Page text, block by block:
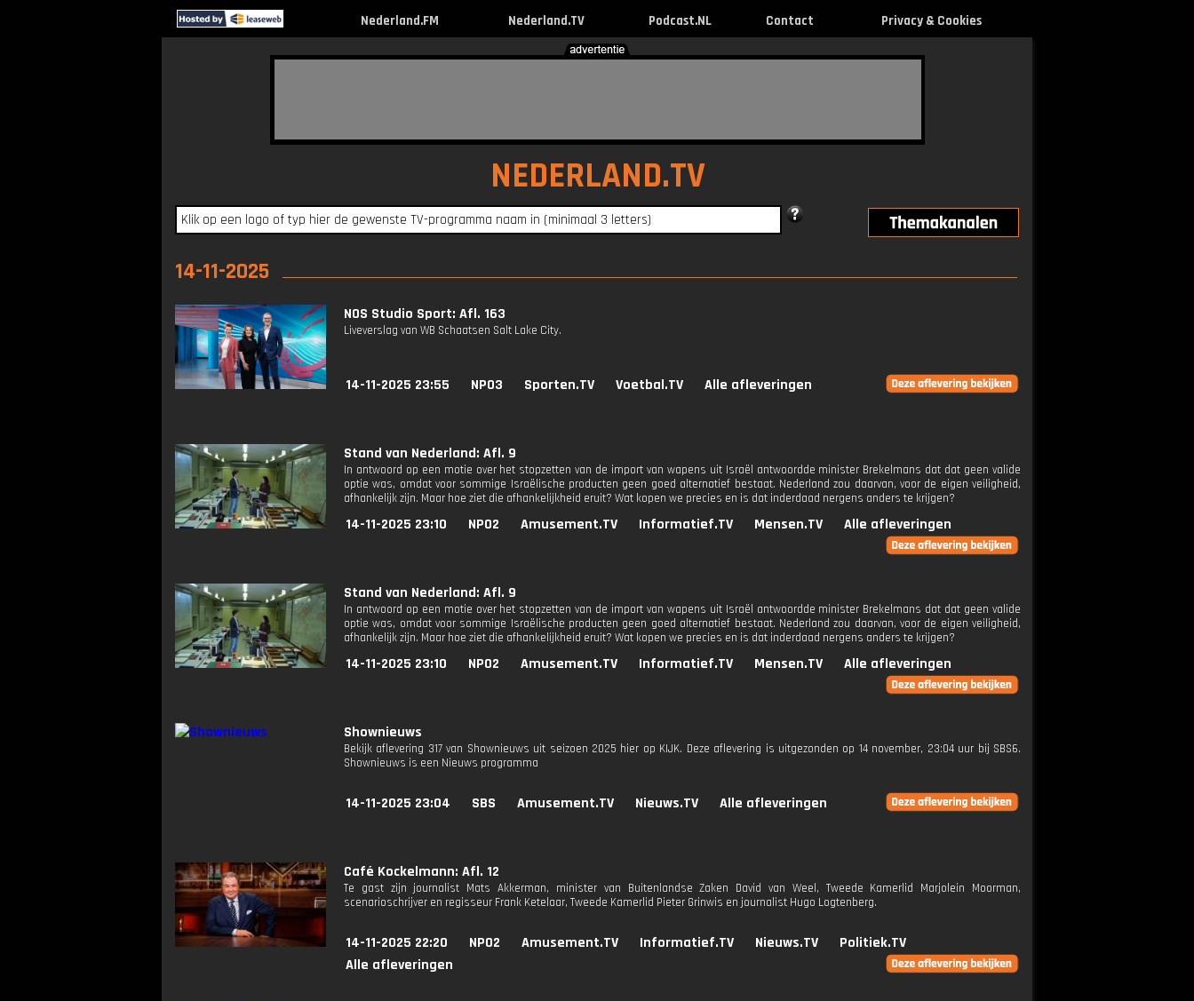
Nederland.FM Nederland.TV Podcast.NL Contact Privacy & Cookies
NEDERLAND.TV
14-11-2025
NOS Studio Sport: Afl. 163
Liveverslag van WB Schaatsen Salt Lake City.
14-11-2025 23:55 NPO3 Sporten.TV Voetbal.TV Alle afleveringen
Stand van Nederland: Afl. 9
In antwoord op een motie over het stopzetten van de import van wapens uit Israël antwoordde minister Brekelmans dat dat geen valide
optie was, omdat voor sommige Israëlische producten geen goed alternatief bestaat. Nederland zou daarvan, voor de eigen veiligheid,
afhankelijk zijn. Maar hoe ziet die afhankelijkheid eruit? Wat kopen we precies en is dat inderdaad nergens anders te krijgen?
14-11-2025 23:10 NPO2 Amusement.TV Informatief.TV Mensen.TV Alle afleveringen
Stand van Nederland: Afl. 9
In antwoord op een motie over het stopzetten van de import van wapens uit Israël antwoordde minister Brekelmans dat dat geen valide
optie was, omdat voor sommige Israëlische producten geen goed alternatief bestaat. Nederland zou daarvan, voor de eigen veiligheid,
afhankelijk zijn. Maar hoe ziet die afhankelijkheid eruit? Wat kopen we precies en is dat inderdaad nergens anders te krijgen?
14-11-2025 23:10 NPO2 Amusement.TV Informatief.TV Mensen.TV Alle afleveringen
Shownieuws
Bekijk aflevering 317 van Shownieuws uit seizoen 2025 hier op KIJK. Deze aflevering is uitgezonden op 14 november, 23:04 uur bij SBS6.
Shownieuws is een Nieuws programma
14-11-2025 23:04 SBS Amusement.TV Nieuws.TV Alle afleveringen
Café Kockelmann: Afl. 12
Te gast zijn journalist Mats Akkerman, minister van Buitenlandse Zaken David van Weel, Tweede Kamerlid Marjolein Moorman,
scenarioschrijver en regisseur Frank Ketelaar, Tweede Kamerlid Pieter Grinwis en journalist Hugo Logtenberg.
14-11-2025 22:20 NPO2 Amusement.TV Informatief.TV Nieuws.TV
Politiek.TV
Alle afleveringen